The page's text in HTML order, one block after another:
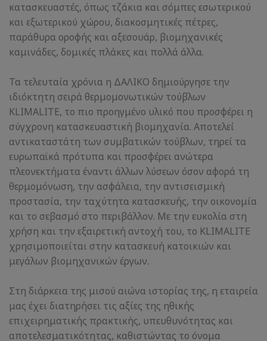
κατασκευαστές, όπως τζάκια και σόμπες εσωτερικού
και εξωτερικού χώρου, διακοσμητικές πέτρες,
παράθυρα οροφής και αξεσουάρ, βιομηχανικές
καμινάδες, δομικές πλάκες και πολλά άλλα.
Τα τελευταία χρόνια η ΔΑΛΙΚΟ δημιούργησε την
ιδιόκτητη σειρά θερμομονωτικών τούβλων
KLIMALITE, το πιο προηγμένο υλικό που προσφέρει η
σύγχρονη κατασκευαστική βιομηχανία. Αποτελεί
αντικαταστάτη των συμβατικών τούβλων, τηρεί τα
ευρωπαϊκά πρότυπα και προσφέρει ανώτερα
πλεονεκτήματα έναντι άλλων λύσεων όσον αφορά τη
θερμομόνωση, την ασφάλεια, την αντισεισμική
προστασία, την ταχύτητα κατασκευής, την οικονομία
και το σεβασμό στο περιβάλλον. Με την ευκολία στη
χρήση και την εξαιρετική αντοχή του, το KLIMALITE
χρησιμοποιείται στην κατασκευή κατοικιών και
μεγάλων βιομηχανικών έργων.
Στη διάρκεια της μισού αιώνα ιστορίας της, η εταιρεία
μας έχει διατηρήσει τις αξίες της ηθικής
επιχειρηματικής πρακτικής, υπευθυνότητας και
αποτελεσματικότητας, καθιστώντας το όνομα